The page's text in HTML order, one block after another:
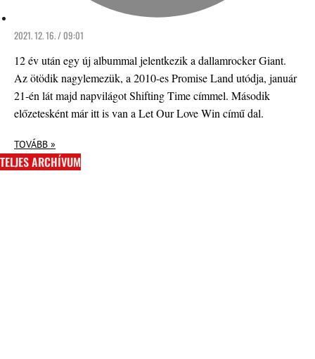
2021. 12. 16. / 09:01
12 év után egy új albummal jelentkezik a dallamrocker Giant.
Az ötödik nagylemezük, a 2010-es Promise Land utódja, január
21-én lát majd napvilágot Shifting Time címmel. Második
előzetesként már itt is van a Let Our Love Win című dal.
TOVÁBB »
TELJES ARCHÍVUM